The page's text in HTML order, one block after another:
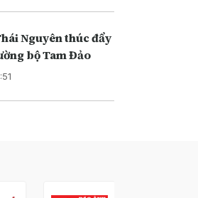
Nguyên thúc đẩy
bộ Tam Đảo